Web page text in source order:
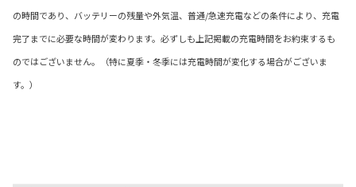
の時間であり、バッテリーの残量や外気温、普通/急速充電などの条件により、充電
完了までに必要な時間が変わります。必ずしも上記掲載の充電時間をお約束するも
のではございません。（特に夏季・冬季には充電時間が変化する場合がございま
す。）